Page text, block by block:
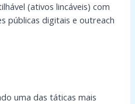
(ativos lincáveis) com
públicas digitais e outreach
uma das táticas mais